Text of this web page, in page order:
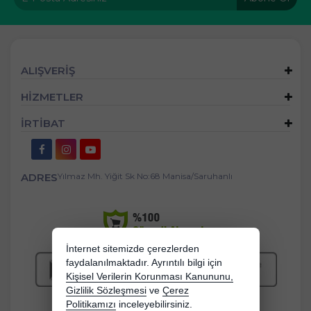
ALIŞVERİŞ
HİZMETLER
İRTİBAT
ADRESYılmaz Mh. Yiğit Sk No:68 Manisa/Saruhanlı
İnternet sitemizde çerezlerden
faydalanılmaktadır. Ayrıntılı bilgi için
Kişisel Verilerin Korunması Kanununu,
Gizlilik Sözleşmesi ve Çerez
Politikamızı inceleyebilirsiniz.